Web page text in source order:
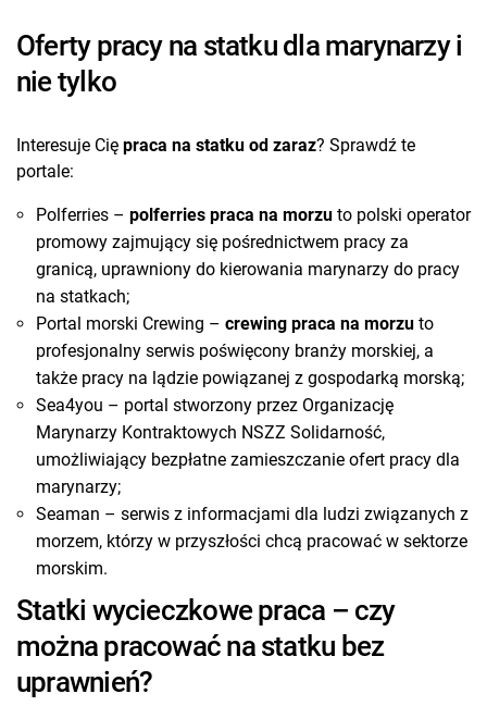
Oferty pracy na statku dla marynarzy i
nie tylko
Interesuje Cię praca na statku od zaraz? Sprawdź te
portale:
Polferries – polferries praca na morzu to polski operator
promowy zajmujący się pośrednictwem pracy za
granicą, uprawniony do kierowania marynarzy do pracy
na statkach;
Portal morski Crewing – crewing praca na morzu to
profesjonalny serwis poświęcony branży morskiej, a
także pracy na lądzie powiązanej z gospodarką morską;
Sea4you – portal stworzony przez Organizację
Marynarzy Kontraktowych NSZZ Solidarność,
umożliwiający bezpłatne zamieszczanie ofert pracy dla
marynarzy;
Seaman – serwis z informacjami dla ludzi związanych z
morzem, którzy w przyszłości chcą pracować w sektorze
morskim.
Statki wycieczkowe praca – czy
można pracować na statku bez
uprawnień?